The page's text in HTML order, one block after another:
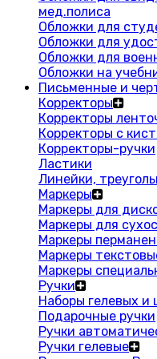
мед.полиса
Обложки для
Обложки для
Обложки для
Обложки на
Письменные и
Корректоры
Корректоры
Корректоры с
Корректоры-ручки
Ластики
Линейки,
Маркеры
Маркеры для
Маркеры для
Маркеры
Маркеры
Маркеры
Ручки
Наборы гелевых и
Подарочные ручки
Ручки
Ручки гелевые